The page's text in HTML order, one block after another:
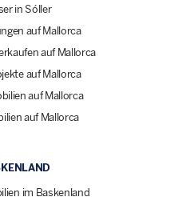
in Sóller
auf Mallorca
auf Mallorca
auf Mallorca
auf Mallorca
auf Mallorca
im Baskenland